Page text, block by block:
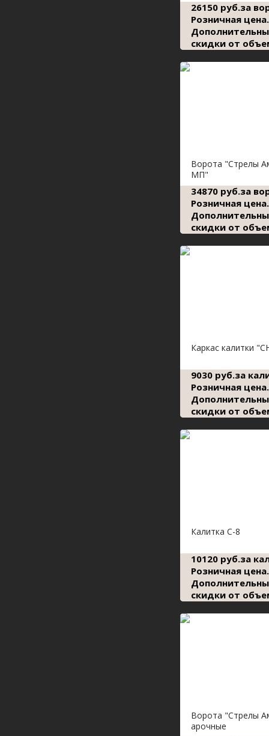
26150 руб.за
Розничная цена.
скидки от
Ворота "Стрелы
МП"
34870 руб.за
Розничная цена.
скидки от
Каркас калитки
9030 руб.за
Розничная цена.
скидки от
Калитка С-8
10120 руб.за
Розничная цена.
скидки от
Ворота "Стрелы
арочные